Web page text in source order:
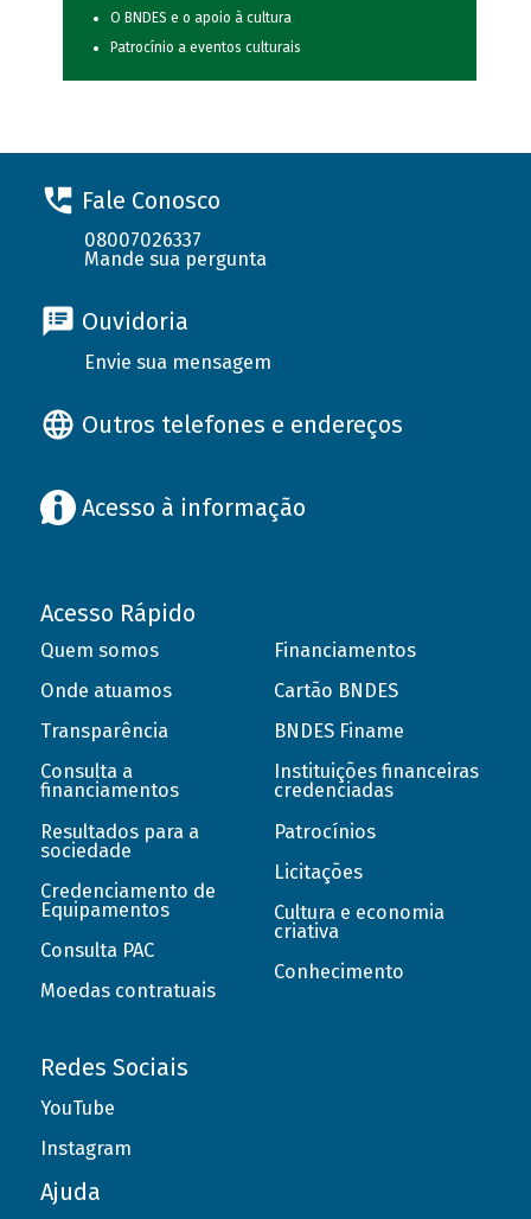
O BNDES e o apoio à cultura
Patrocínio a eventos culturais
Fale Conosco
08007026337
Mande sua pergunta
Ouvidoria
Envie sua mensagem
Outros telefones e endereços
Acesso à informação
Acesso Rápido
Quem somos
Onde atuamos
Transparência
Consulta a
financiamentos
Resultados para a
sociedade
Credenciamento de
Equipamentos
Consulta PAC
Moedas contratuais
Financiamentos
Cartão BNDES
BNDES Finame
Instituições financeiras
credenciadas
Patrocínios
Licitações
Cultura e economia
criativa
Conhecimento
Redes Sociais
YouTube
Instagram
Ajuda